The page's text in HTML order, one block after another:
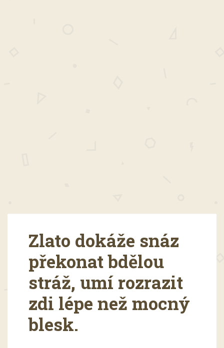
Zlato dokáže snáz
překonat bdělou
stráž, umí rozrazit
zdi lépe než mocný
blesk.